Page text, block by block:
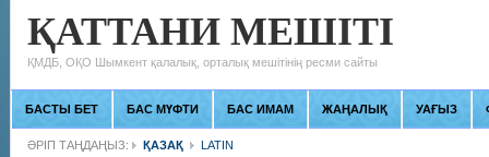
ҚАТТАНИ МЕШІТІ
ҚМДБ, ОҚО Шымкент қалалық, орталық мешітінің ресми сайты
БАСТЫ БЕТ БАС МҮФТИ БАС ИМАМ ЖАҢАЛЫҚ УАҒЫЗ
ӘРІП ТАҢДАҢЫЗ: ҚАЗАҚ LATIN